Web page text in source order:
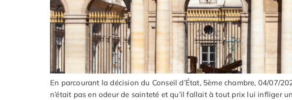
En parcourant la décision du Conseil d’État, 5ème chambre, 04/07/
n’était pas en odeur de sainteté et qu’il fallait à tout prix lui infliger